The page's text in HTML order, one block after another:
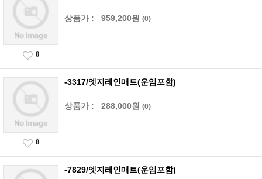
상품가 : 959,200원 (0)
0
-3317/엣지레인매트(운임포함)
상품가 : 288,000원 (0)
0
-7829/엣지레인매트(운임포함)